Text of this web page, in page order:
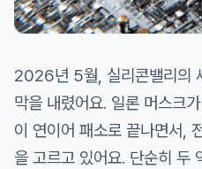
2026년 5월, 실리콘밸리의
막을 내렸어요. 일론 머스크
이 연이어 패소로 끝나면서,
을 고르고 있어요. 단순히 두